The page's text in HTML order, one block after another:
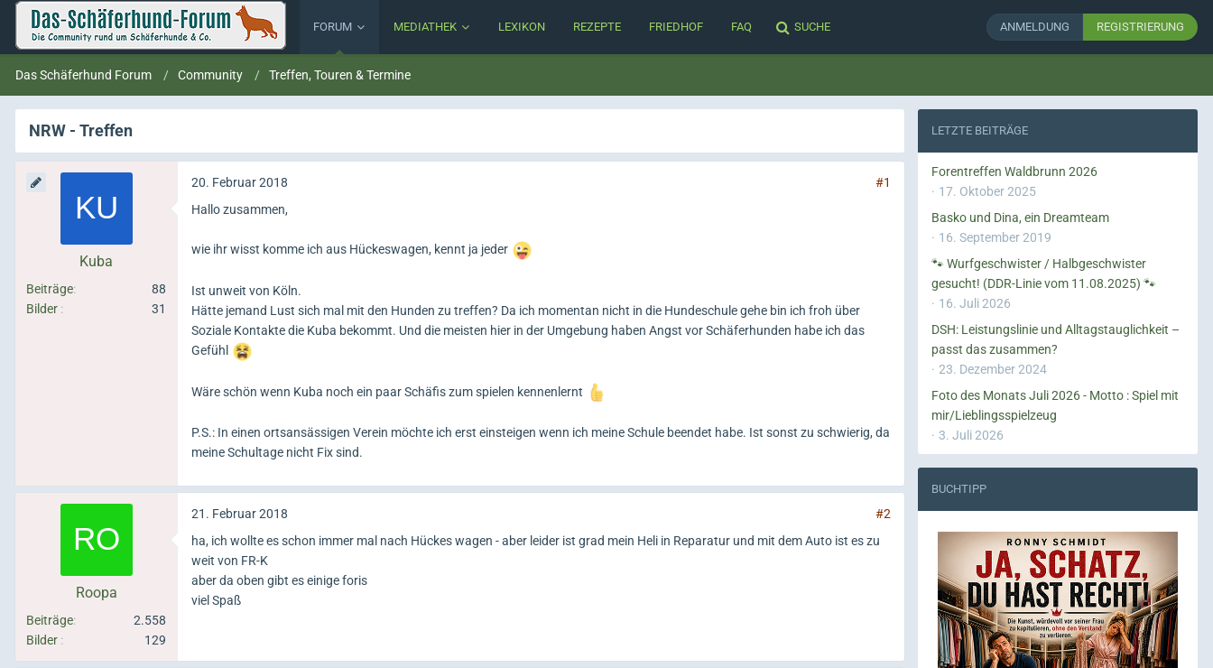
FORUM MEDIATHEK LEXIKON REZEPTE FRIEDHOF FAQ SUCHE ANMELDUNG REGISTRIERUNG
Das Schäferhund Forum Community Treffen, Touren & Termine
NRW - Treffen
Kuba
Beiträge
88
Bilder
31
20. Februar 2018
#1
Hallo zusammen,
wie ihr wisst komme ich aus Hückeswagen, kennt ja jeder
Ist unweit von Köln.
Hätte jemand Lust sich mal mit den Hunden zu treffen? Da ich momentan nicht in die Hundeschule gehe bin ich froh über
Soziale Kontakte die Kuba bekommt. Und die meisten hier in der Umgebung haben Angst vor Schäferhunden habe ich das
Gefühl
Wäre schön wenn Kuba noch ein paar Schäfis zum spielen kennenlernt
P.S.: In einen ortsansässigen Verein möchte ich erst einsteigen wenn ich meine Schule beendet habe. Ist sonst zu schwierig, da
meine Schultage nicht Fix sind.
Roopa
Beiträge
2.558
Bilder
129
21. Februar 2018
#2
ha, ich wollte es schon immer mal nach Hückes wagen - aber leider ist grad mein Heli in Reparatur und mit dem Auto ist es zu
weit von FR-K
aber da oben gibt es einige foris
viel Spaß
LETZTE BEITRÄGE
Forentreffen Waldbrunn 2026
17. Oktober 2025
Basko und Dina, ein Dreamteam
16. September 2019
🐾 Wurfgeschwister / Halbgeschwister
gesucht! (DDR-Linie vom 11.08.2025) 🐾
16. Juli 2026
DSH: Leistungslinie und Alltagstauglichkeit –
passt das zusammen?
23. Dezember 2024
Foto des Monats Juli 2026 - Motto : Spiel mit
mir/Lieblingsspielzeug
3. Juli 2026
BUCHTIPP